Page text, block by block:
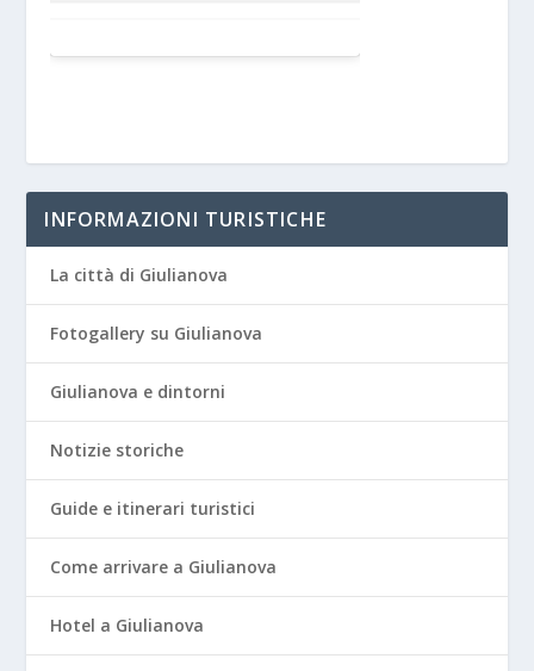
INFORMAZIONI TURISTICHE
La città di Giulianova
Fotogallery su Giulianova
Giulianova e dintorni
Notizie storiche
Guide e itinerari turistici
Come arrivare a Giulianova
Hotel a Giulianova